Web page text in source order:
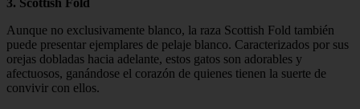
Aunque no exclusivamente blanco, la raza Scottish Fold también
puede presentar ejemplares de pelaje blanco. Caracterizados por sus
orejas dobladas hacia adelante, estos gatos son adorables y
afectuosos, ganándose el corazón de quienes tienen la suerte de
convivir con ellos.